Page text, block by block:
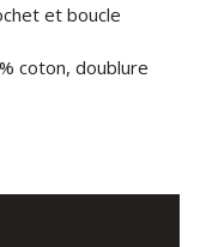
et boucle
coton, doublure